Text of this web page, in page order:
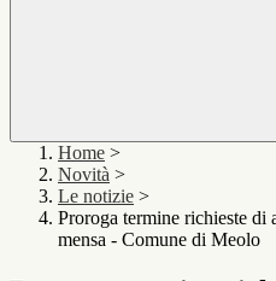
Home >
Novità >
Le notizie >
Proroga termine richieste di
mensa - Comune di Meolo